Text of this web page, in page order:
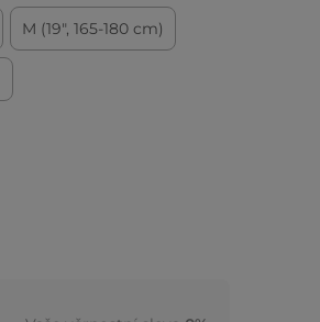
M (19", 165-180 cm)